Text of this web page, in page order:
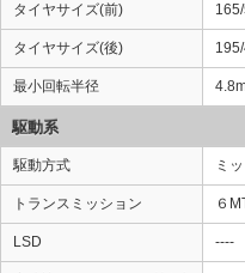
タイヤサイズ(前)
タイヤサイズ(後)
最小回転半径
駆動系
駆動方式 ミ
トランスミッション ６
LSD ----